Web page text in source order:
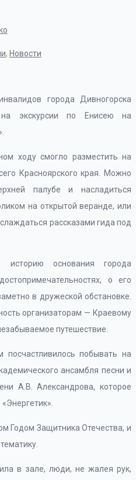
, Новости
города Дивногорска
на экскурсии по Енисею на
ходу смогло разместить на
Красноярского края. Можно
палубе и насладиться
на открытой веранде, или
рассказами гида под
историю основания города
о его
в дружеской обстановке.
организаторам — Краевому
путешествие.
побывать на
ансамбля песни и
А.В. Александрова, которое
Годом Защитника Отечества, и
в зале, люди, не жалея рук,